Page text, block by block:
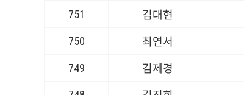
751 김대현
750 최연서
749 김제경